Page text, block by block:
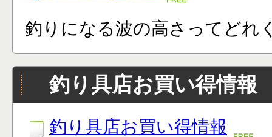
釣りになる波の高さってどれ
釣り具店お買い得情報
釣り具店お買い得情報